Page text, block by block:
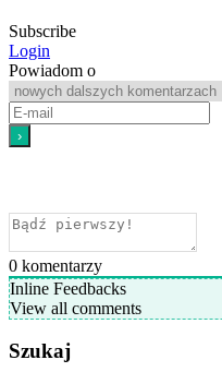
Subscribe
Login
Powiadom o
0 komentarzy
Inline Feedbacks
View all comments
Szukaj